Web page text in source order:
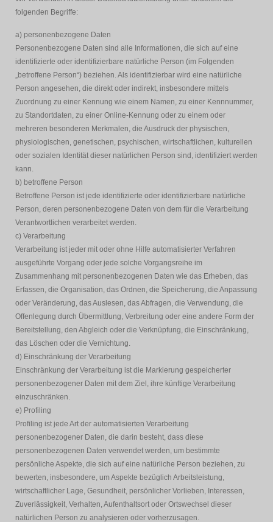
folgenden Begriffe:
a) personenbezogene Daten
Personenbezogene Daten sind alle Informationen, die sich auf eine
identifizierte oder identifizierbare natürliche Person (im Folgenden
„betroffene Person“) beziehen. Als identifizierbar wird eine natürliche
Person angesehen, die direkt oder indirekt, insbesondere mittels
Zuordnung zu einer Kennung wie einem Namen, zu einer Kennnummer,
zu Standortdaten, zu einer Online-Kennung oder zu einem oder
mehreren besonderen Merkmalen, die Ausdruck der physischen,
physiologischen, genetischen, psychischen, wirtschaftlichen, kulturellen
oder sozialen Identität dieser natürlichen Person sind, identifiziert werden
kann.
b) betroffene Person
Betroffene Person ist jede identifizierte oder identifizierbare natürliche
Person, deren personenbezogene Daten von dem für die Verarbeitung
Verantwortlichen verarbeitet werden.
c) Verarbeitung
Verarbeitung ist jeder mit oder ohne Hilfe automatisierter Verfahren
ausgeführte Vorgang oder jede solche Vorgangsreihe im
Zusammenhang mit personenbezogenen Daten wie das Erheben, das
Erfassen, die Organisation, das Ordnen, die Speicherung, die Anpassung
oder Veränderung, das Auslesen, das Abfragen, die Verwendung, die
Offenlegung durch Übermittlung, Verbreitung oder eine andere Form der
Bereitstellung, den Abgleich oder die Verknüpfung, die Einschränkung,
das Löschen oder die Vernichtung.
d) Einschränkung der Verarbeitung
Einschränkung der Verarbeitung ist die Markierung gespeicherter
personenbezogener Daten mit dem Ziel, ihre künftige Verarbeitung
einzuschränken.
e) Profiling
Profiling ist jede Art der automatisierten Verarbeitung
personenbezogener Daten, die darin besteht, dass diese
personenbezogenen Daten verwendet werden, um bestimmte
persönliche Aspekte, die sich auf eine natürliche Person beziehen, zu
bewerten, insbesondere, um Aspekte bezüglich Arbeitsleistung,
wirtschaftlicher Lage, Gesundheit, persönlicher Vorlieben, Interessen,
Zuverlässigkeit, Verhalten, Aufenthaltsort oder Ortswechsel dieser
natürlichen Person zu analysieren oder vorherzusagen.